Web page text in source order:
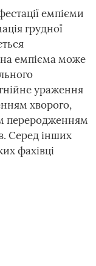
емпієми
грудної
емпієма може
ураження
хворого,
переродженням
Серед інших
фахівці